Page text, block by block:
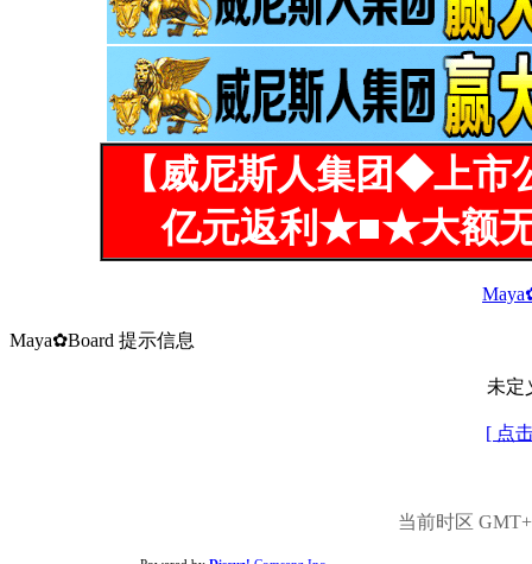
【威尼斯人集团◆上
亿元返利★■★大额
Maya✿Board 提示信息
未定
[ 点
当前时区